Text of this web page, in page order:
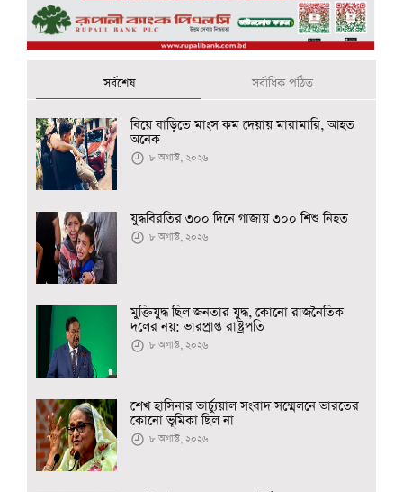
সর্বশেষ সর্বাধিক পঠিত
বিয়ে বাড়িতে মাংস কম দেয়ায় মারামারি, আহত
অনেক
৮ অগাস্ট, ২০২৬
যুদ্ধবিরতির ৩০০ দিনে গাজায় ৩০০ শিশু নিহত
৮ অগাস্ট, ২০২৬
মুক্তিযুদ্ধ ছিল জনতার যুদ্ধ, কোনো রাজনৈতিক
দলের নয়: ভারপ্রাপ্ত রাষ্ট্রপতি
৮ অগাস্ট, ২০২৬
শেখ হাসিনার ভার্চ্যুয়াল সংবাদ সম্মেলনে ভারতের
কোনো ভূমিকা ছিল না
৮ অগাস্ট, ২০২৬